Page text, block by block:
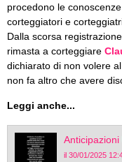
procedono le
corteggiatori e
Dalla scorsa
rimasta a corteggiare
dichiarato di non volere
non fa altro che avere
Leggi anche...
Anticipazioni
il 30/01/2025